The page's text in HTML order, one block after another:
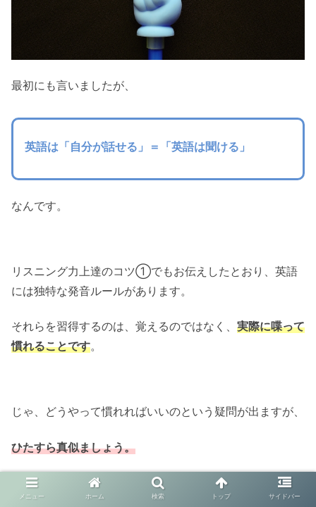
最初にも言いましたが、
英語は「自分が話せる」＝「英語は聞ける」
なんです。
リスニング力上達のコツ①でもお伝えしたとおり、英語
には独特な発音ルールがあります。
それらを習得するのは、覚えるのではなく、 実際に喋って
慣れることです。
じゃ、どうやって慣れればいいのという疑問が出ますが、
ひたすら真似ましょう。
メニュー ホーム 検索 トップ サイドバー